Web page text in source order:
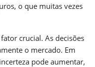
o que muitas vezes
crucial. As decisões
o mercado. Em
pode aumentar,